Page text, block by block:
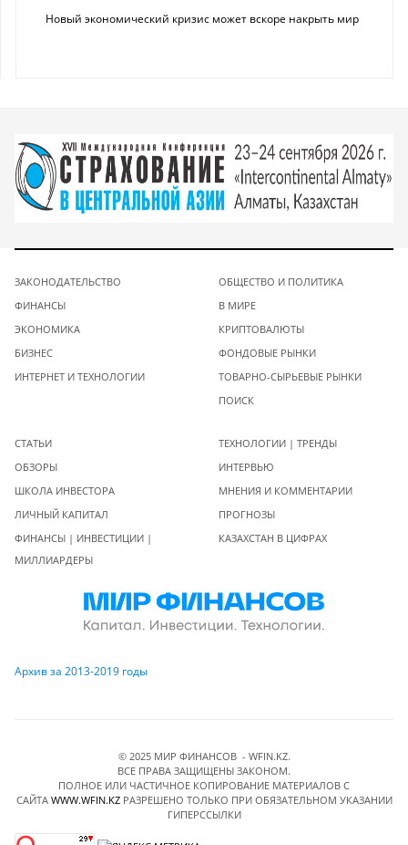
Новый экономический кризис может вскоре накрыть мир
ЗАКОНОДАТЕЛЬСТВО
ФИНАНСЫ
ЭКОНОМИКА
БИЗНЕС
ИНТЕРНЕТ И ТЕХНОЛОГИИ
ОБЩЕСТВО И ПОЛИТИКА
В МИРЕ
КРИПТОВАЛЮТЫ
ФОНДОВЫЕ РЫНКИ
ТОВАРНО-СЫРЬЕВЫЕ РЫНКИ
ПОИСК
СТАТЬИ
ОБЗОРЫ
ШКОЛА ИНВЕСТОРА
ЛИЧНЫЙ КАПИТАЛ
ФИНАНСЫ | ИНВЕСТИЦИИ |
МИЛЛИАРДЕРЫ
ТЕХНОЛОГИИ | ТРЕНДЫ
ИНТЕРВЬЮ
МНЕНИЯ И КОММЕНТАРИИ
ПРОГНОЗЫ
КАЗАХСТАН В ЦИФРАХ
Архив за 2013-2019 годы
© 2025 МИР ФИНАНСОВ - WFIN.KZ.
ВСЕ ПРАВА ЗАЩИЩЕНЫ ЗАКОНОМ.
ПОЛНОЕ ИЛИ ЧАСТИЧНОЕ КОПИРОВАНИЕ МАТЕРИАЛОВ C
САЙТА WWW.WFIN.KZРАЗРЕШЕНО ТОЛЬКО ПРИ ОБЯЗАТЕЛЬНОМ УКАЗАНИИ
ГИПЕРССЫЛКИ